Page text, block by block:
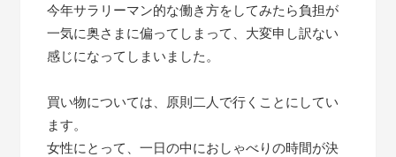
今年サラリーマン的な働き方をしてみたら負担が
一気に奥さまに偏ってしまって、大変申し訳ない
感じになってしまいました。
買い物については、原則二人で行くことにしてい
ます。
女性にとって、一日の中におしゃべりの時間が決